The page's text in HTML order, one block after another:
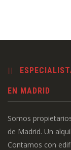
EN MADRID
Somos
de Madrid. Un
Contamos con